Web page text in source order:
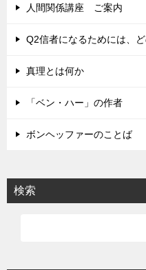
ー
シ
人間関係講座 ご案内
Q2信者になるためには、
真理とは何か
「ベン・ハー」の作者
ボンヘッファーのことば
検索